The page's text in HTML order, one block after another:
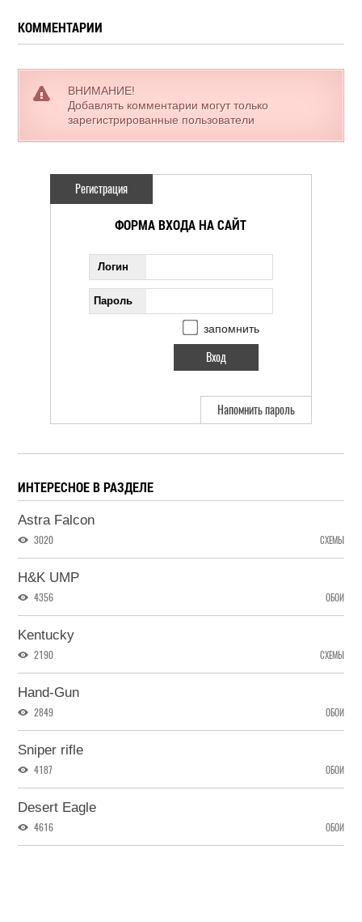
КОММЕНТАРИИ
ВНИМАНИЕ!
Добавлять комментарии могут только
зарегистрированные пользователи
Регистрация
ФОРМА ВХОДА НА САЙТ
Логин
Пароль
запомнить
Напомнить пароль
ИНТЕРЕСНОЕ В РАЗДЕЛЕ
Astra Falcon
3020 СХЕМЫ
H&K UMP
4356 ОБОИ
Kentucky
2190 СХЕМЫ
Hand-Gun
2849 ОБОИ
Sniper rifle
4187 ОБОИ
Desert Eagle
4616 ОБОИ